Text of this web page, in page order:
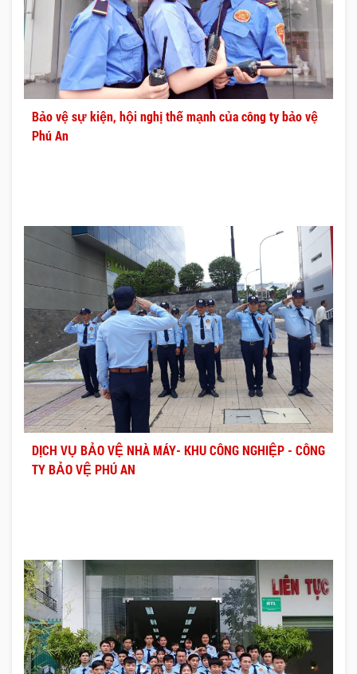
Bảo vệ sự kiện, hội nghị thế mạnh của công ty bảo vệ
Phú An
DỊCH VỤ BẢO VỆ NHÀ MÁY- KHU CÔNG NGHIỆP - CÔNG
TY BẢO VỆ PHÚ AN